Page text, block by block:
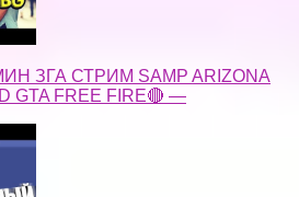
ЗГА СТРИМ SAMP ARIZONA
GTA FREE FIRE🔴 —